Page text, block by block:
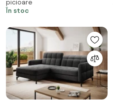
reversibila – maro
picioare
În stoc